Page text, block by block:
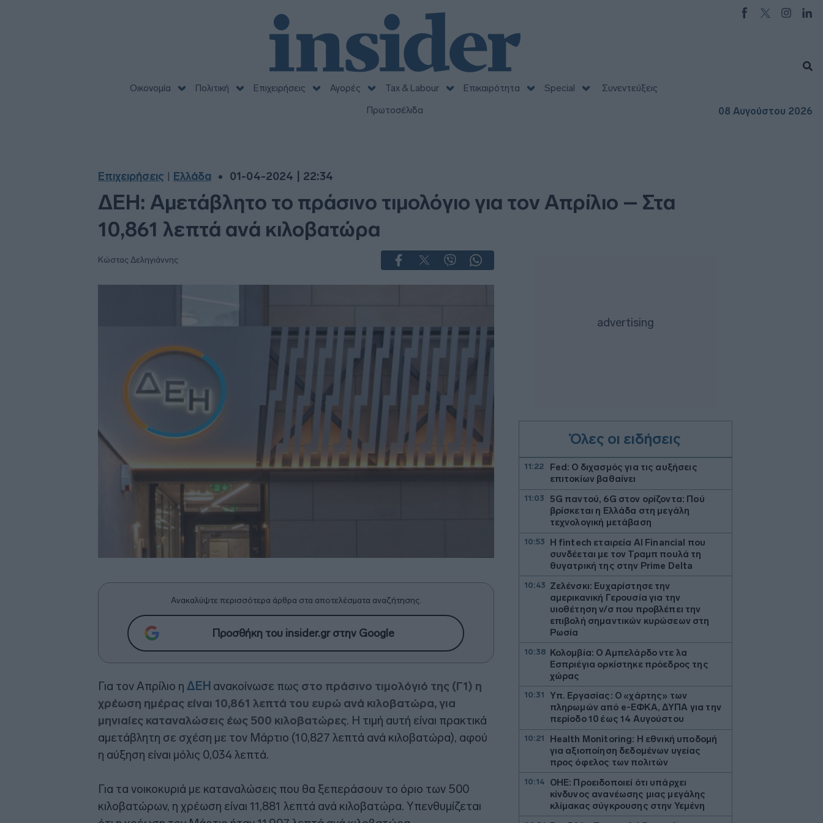
Οικονομία Πολιτική Επιχειρήσεις Αγορές Tax & Labour Επικαιρότητα Special
Συνεντεύξεις
Πρωτοσέλιδα
08 Αυγούστου 2026
Επιχειρήσεις Ελλάδα 01-04-2024 | 22:34
ΔΕΗ: Αμετάβλητο το πράσινο τιμολόγιο για τον Απρίλιο – Στα
10,861 λεπτά ανά κιλοβατώρα
Κώστας Δεληγιάννης
Ανακαλύψτε περισσότερα άρθρα στα αποτελέσματα αναζήτησης.
Προσθήκη του insider.gr στην Google
Για τον Απρίλιο η ΔΕΗ ανακοίνωσε πως στο πράσινο τιμολόγιό της (Γ1) η
χρέωση ημέρας είναι 10,861 λεπτά του ευρώ ανά κιλοβατώρα, για
μηνιαίες καταναλώσεις έως 500 κιλοβατώρες. Η τιμή αυτή είναι πρακτικά
αμετάβλητη σε σχέση με τον Μάρτιο (10,827 λεπτά ανά κιλοβατώρα), αφού
η αύξηση είναι μόλις 0,034 λεπτά.
Για τα νοικοκυριά με καταναλώσεις που θα ξεπεράσουν το όριο των 500
κιλοβατώρων, η χρέωση είναι 11,881 λεπτά ανά κιλοβατώρα. Υπενθυμίζεται
Όλες οι ειδήσεις
11:22
Fed: Ο διχασμός για τις αυξήσεις
επιτοκίων βαθαίνει
11:03
5G παντού, 6G στον ορίζοντα: Πού
βρίσκεται η Ελλάδα στη μεγάλη
τεχνολογική μετάβαση
10:53
Η fintech εταιρεία AI Financial που
συνδέεται με τον Τραμπ πουλά τη
θυγατρική της στην Prime Delta
10:43 Ζελένσκι: Ευχαρίστησε την
αμερικανική Γερουσία για την
υιοθέτηση ν/σ που προβλέπει την
επιβολή σημαντικών κυρώσεων στη
Ρωσία
10:38 Κολομβία: Ο Αμπελάρδο ντε λα
Εσπριέγια ορκίστηκε πρόεδρος της
χώρας
10:31
Υπ. Εργασίας: Ο «χάρτης» των
πληρωμών από e-ΕΦΚΑ, ΔΥΠΑ για την
περίοδο 10 έως 14 Αυγούστου
10:21
Health Monitoring: Η εθνική υποδομή
για αξιοποίηση δεδομένων υγείας
προς όφελος των πολιτών
10:14
ΟΗΕ: Προειδοποιεί ότι υπάρχει
κίνδυνος ανανέωσης μιας μεγάλης
κλίμακας σύγκρουσης στην Υεμένη